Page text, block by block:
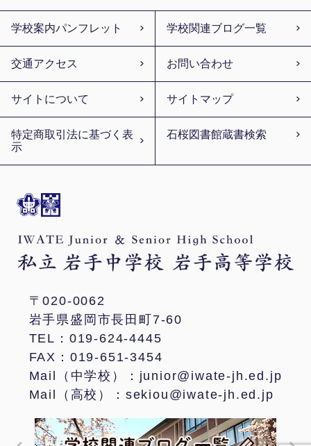
〒020-0062
岩手県盛岡市長田町7-60
TEL：019-624-4445
FAX：019-651-3454
Mail（中学校）：junior@iwate-jh.ed.jp
Mail（高校）：sekiou@iwate-jh.ed.jp
学校案内パンフレット 学校関連ブログ一覧
交通アクセス お問い合わせ
サイトについて サイトマップ
特定商取引法に基づく表
示
石桜図書館蔵書検索